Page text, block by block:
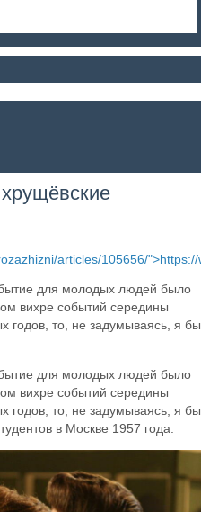
articles/105656/
для молодых людей было
вихре событий середины
годов, то, не задумываясь, я бы
для молодых людей было
вихре событий середины
годов, то, не задумываясь, я бы
в Москве 1957 года.